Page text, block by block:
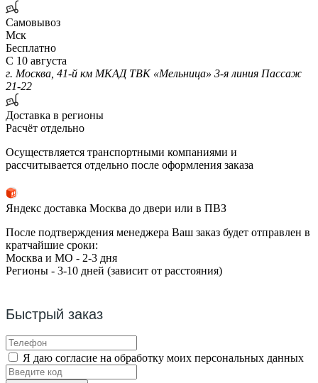
Самовывоз
Мск
Бесплатно
С 10 августа
г. Москва, 41-й км МКАД ТВК «Мельница» 3-я линия Пассаж
21-22
Доставка в регионы
Расчёт отдельно
Осуществляется транспортными компаниями и
рассчитывается отдельно после оформления заказа
Яндекс доставка Москва до двери или в ПВЗ
После подтверждения менеджера Ваш заказ будет отправлен в
кратчайшие сроки:
Москва и МО - 2-3 дня
Регионы - 3-10 дней (зависит от расстояния)
Быстрый заказ
Я даю согласие на обработку моих персональных данных